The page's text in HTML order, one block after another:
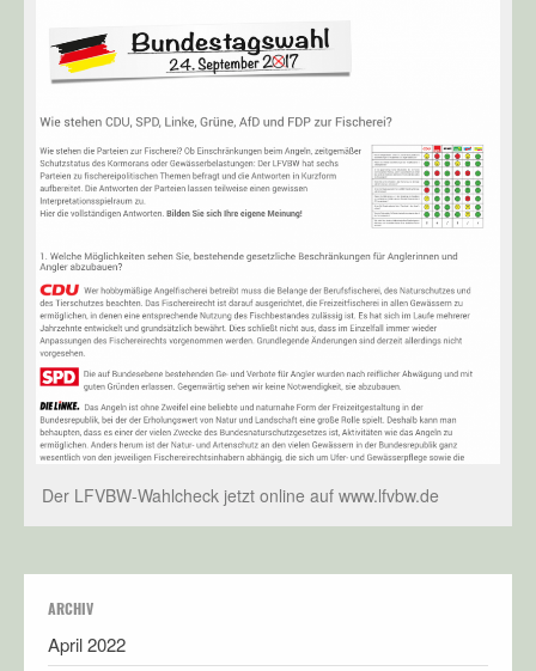
Der LFVBW-Wahlcheck jetzt online auf www.lfvbw.de
ARCHIV
April 2022